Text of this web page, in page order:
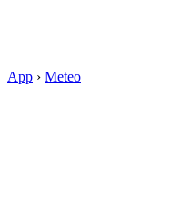
App › Meteo